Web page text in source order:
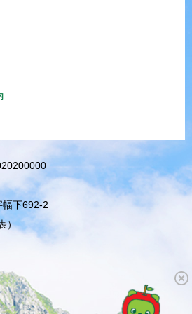
幅下692-2
）